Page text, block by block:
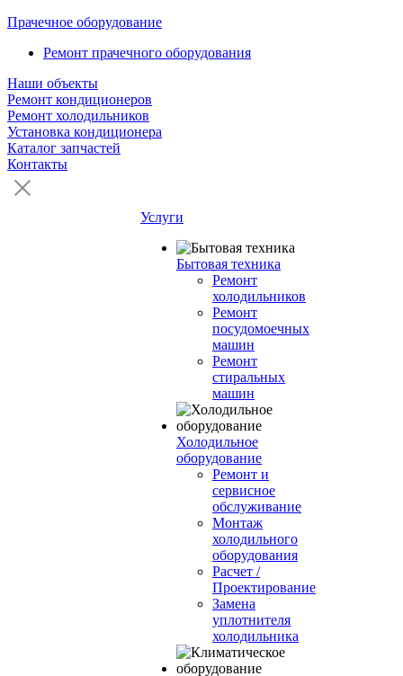
Прачечное оборудование
Ремонт прачечного оборудования
Наши объекты
Ремонт кондиционеров
Ремонт холодильников
Установка кондиционера
Каталог запчастей
Контакты
Услуги
Бытовая техника
Ремонт
холодильников
Ремонт
посудомоечных
машин
Ремонт
стиральных
машин
Холодильное
оборудование
Ремонт и
сервисное
обслуживание
Монтаж
холодильного
оборудования
Расчет /
Проектирование
Замена
уплотнителя
холодильника